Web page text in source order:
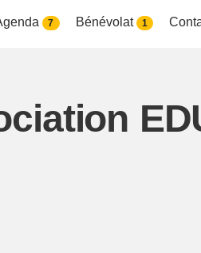
7 Bénévolat 1